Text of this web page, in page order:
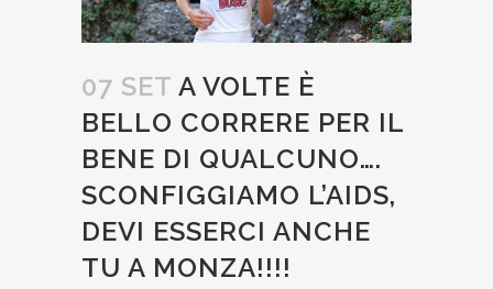
07 SET A VOLTE È
BELLO CORRERE PER IL
BENE DI QUALCUNO….
SCONFIGGIAMO L’AIDS,
DEVI ESSERCI ANCHE
TU A MONZA!!!!